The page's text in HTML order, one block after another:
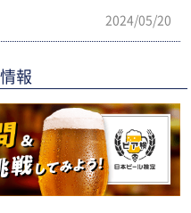
2024/05/20
報